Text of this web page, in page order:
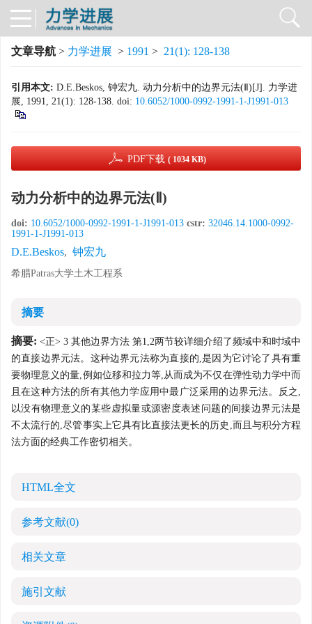
文章导航 > 力学进展 > 1991 > 21(1): 128-138
引用本文: D.E.Beskos, 钟宏九. 动力分析中的边界元法(Ⅱ)[J]. 力学进
展, 1991, 21(1): 128-138. doi: 10.6052/1000-0992-1991-1-J1991-013
PDF下载 ( 1034 KB)
动力分析中的边界元法(Ⅱ)
doi: 10.6052/1000-0992-1991-1-J1991-013 cstr: 32046.14.1000-0992-
1991-1-J1991-013
D.E.Beskos, 钟宏九
希腊Patras大学土木工程系
摘要
摘要: <正> 3 其他边界方法 第1,2两节较详细介绍了频域中和时域中
的直接边界元法。这种边界元法称为直接的,是因为它讨论了具有重
要物理意义的量,例如位移和拉力等,从而成为不仅在弹性动力学中而
且在这种方法的所有其他力学应用中最广泛采用的边界元法。反之,
以没有物理意义的某些虚拟量或源密度表述问题的间接边界元法是
不太流行的,尽管事实上它具有比直接法更长的历史,而且与积分方程
法方面的经典工作密切相关。
HTML全文
参考文献(0)
相关文章
施引文献